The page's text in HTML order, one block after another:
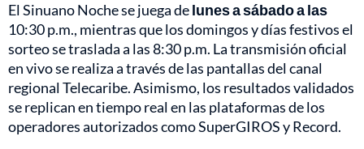
El Sinuano Noche se juega delunes a sábado a las
10:30 p.m., mientras que los domingos y días festivos el
sorteo se traslada a las 8:30 p.m. La transmisión oficial
en vivo se realiza a través de las pantallas del canal
regional Telecaribe. Asimismo, los resultados validados
se replican en tiempo real en las plataformas de los
operadores autorizados como SuperGIROS y Record.